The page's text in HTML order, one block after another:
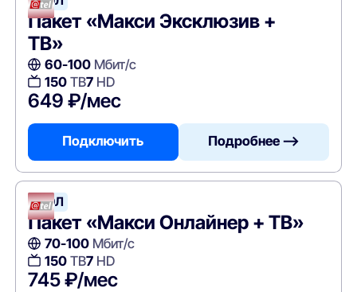
Пакет «Макси Эксклюзив +
ТВ»
60-100Мбит/с
150ТВ7HD
649 ₽/мес
Подключить Подробнее —>
АТЭЛ
Пакет «Макси Онлайнер + ТВ»
70-100Мбит/с
150ТВ7HD
745 ₽/мес